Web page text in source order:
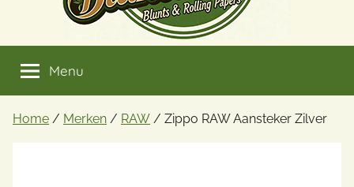
Menu
Home / Merken / RAW / Zippo RAW Aansteker Zilver